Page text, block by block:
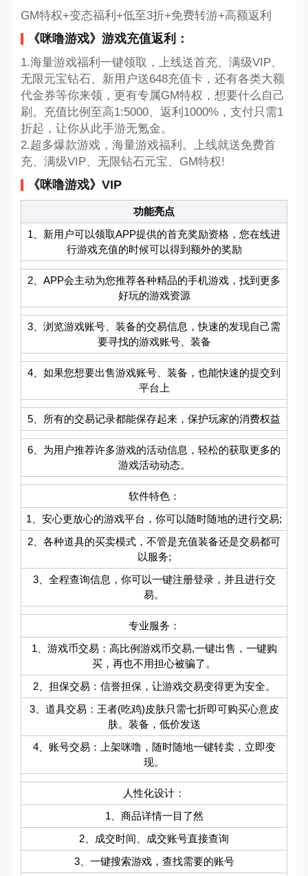
GM特权+变态福利+低至3折+免费转游+高额返利
《咪噜游戏》游戏充值返利：
1.海量游戏福利一键领取，上线送首充、满级VIP、
无限元宝钻石、新用户送648充值卡，还有各类大额
代金券等你来领，更有专属GM特权，想要什么自己
刷。充值比例至高1:5000、返利1000%，支付只需1
折起，让你从此手游无氪金。
2.超多爆款游戏，海量游戏福利。上线就送免费首
充、满级VIP、无限钻石元宝、GM特权!
《咪噜游戏》VIP
功能亮点
1、新用户可以领取APP提供的首充奖励资格，您在线进
行游戏充值的时候可以得到额外的奖励
2、APP会主动为您推荐各种精品的手机游戏，找到更多
好玩的游戏资源
3、浏览游戏账号、装备的交易信息，快速的发现自己需
要寻找的游戏账号、装备
4、如果您想要出售游戏账号、装备，也能快速的提交到
平台上
5、所有的交易记录都能保存起来，保护玩家的消费权益
6、为用户推荐许多游戏的活动信息，轻松的获取更多的
游戏活动动态。
软件特色：
1、安心更放心的游戏平台，你可以随时随地的进行交易;
2、各种道具的买卖模式，不管是充值装备还是交易都可
以服务;
3、全程查询信息，你可以一键注册登录，并且进行交
易。
专业服务：
1、游戏币交易：高比例游戏币交易,一键出售，一键购
买，再也不用担心被骗了。
2、担保交易：信誉担保，让游戏交易变得更为安全。
3、道具交易：王者(吃鸡)皮肤只需七折即可购买心意皮
肤。装备，低价发送
4、账号交易：上架咪噜，随时随地一键转卖，立即变
现。
人性化设计：
1、商品详情一目了然
2、成交时间、成交账号直接查询
3、一键搜索游戏，查找需要的账号